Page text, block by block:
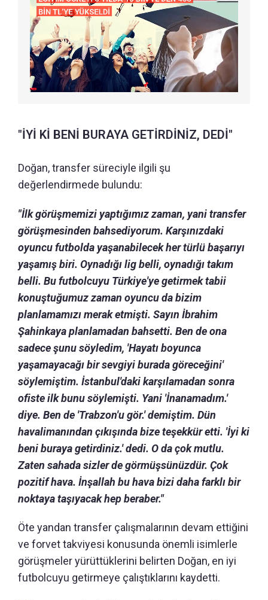
"İYİ Kİ BENİ BURAYA GETİRDİNİZ, DEDİ"
Doğan, transfer süreciyle ilgili şu
değerlendirmede bulundu:
"İlk görüşmemizi yaptığımız zaman, yani transfer
görüşmesinden bahsediyorum. Karşınızdaki
oyuncu futbolda yaşanabilecek her türlü başarıyı
yaşamış biri. Oynadığı lig belli, oynadığı takım
belli. Bu futbolcuyu Türkiye'ye getirmek tabii
konuştuğumuz zaman oyuncu da bizim
planlamamızı merak etmişti. Sayın İbrahim
Şahinkaya planlamadan bahsetti. Ben de ona
sadece şunu söyledim, 'Hayatı boyunca
yaşamayacağı bir sevgiyi burada göreceğini'
söylemiştim. İstanbul'daki karşılamadan sonra
ofiste ilk bunu söylemişti. Yani 'İnanamadım.'
diye. Ben de 'Trabzon'u gör.' demiştim. Dün
havalimanından çıkışında bize teşekkür etti. 'İyi ki
beni buraya getirdiniz.' dedi. O da çok mutlu.
Zaten sahada sizler de görmüşsünüzdür. Çok
pozitif hava. İnşallah bu hava bizi daha farklı bir
noktaya taşıyacak hep beraber."
Öte yandan transfer çalışmalarının devam ettiğini
ve forvet takviyesi konusunda önemli isimlerle
görüşmeler yürüttüklerini belirten Doğan, en iyi
futbolcuyu getirmeye çalıştıklarını kaydetti.